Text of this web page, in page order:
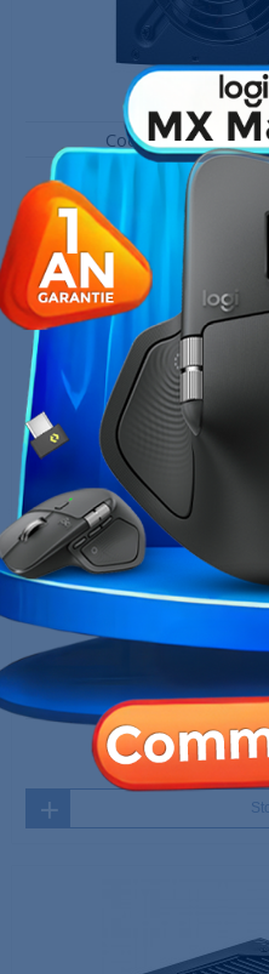
Cooler Master G
HYBROK PSU 650